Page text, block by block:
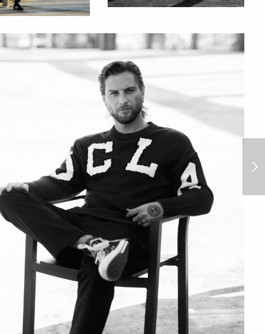
Alejandra Fosalba